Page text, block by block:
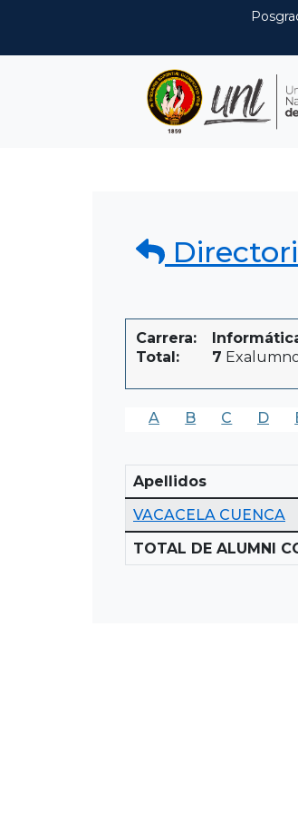
Carrera:
Total:
7
A B C D
Apellidos
VACACELA CUENCA
TOTAL DE ALUMNI